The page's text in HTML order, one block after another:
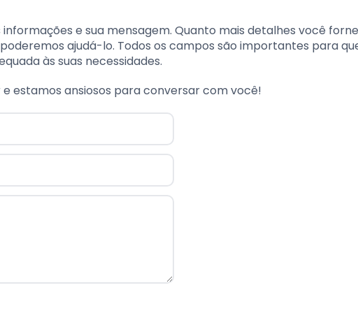
e sua mensagem. Quanto mais detalhes você
ajudá-lo. Todos os campos são importantes para
às suas necessidades.
estamos ansiosos para conversar com você!